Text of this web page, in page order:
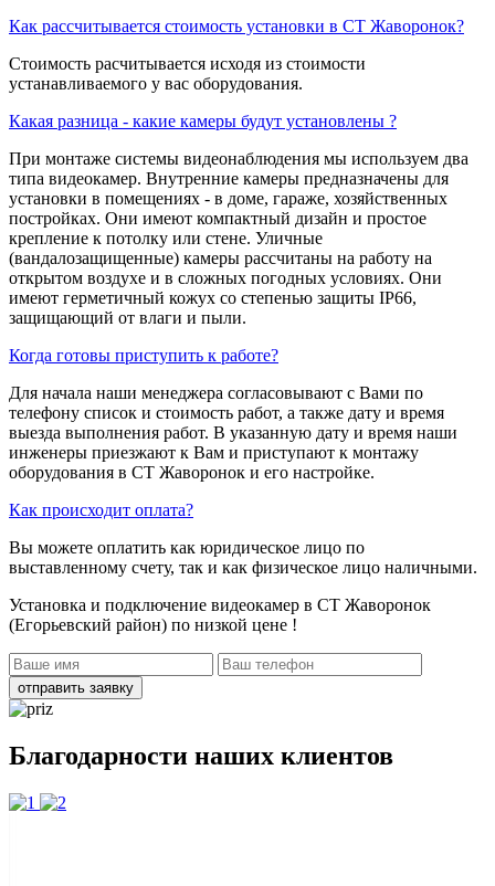
Как рассчитывается стоимость установки в СТ Жаворонок?
Стоимость расчитывается исходя из стоимости
устанавливаемого у вас оборудования.
Какая разница - какие камеры будут установлены ?
При монтаже системы видеонаблюдения мы используем два
типа видеокамер. Внутренние камеры предназначены для
установки в помещениях - в доме, гараже, хозяйственных
постройках. Они имеют компактный дизайн и простое
крепление к потолку или стене. Уличные
(вандалозащищенные) камеры рассчитаны на работу на
открытом воздухе и в сложных погодных условиях. Они
имеют герметичный кожух со степенью защиты IP66,
защищающий от влаги и пыли.
Когда готовы приступить к работе?
Для начала наши менеджера согласовывают с Вами по
телефону список и стоимость работ, а также дату и время
выезда выполнения работ. В указанную дату и время наши
инженеры приезжают к Вам и приступают к монтажу
оборудования в СТ Жаворонок и его настройке.
Как происходит оплата?
Вы можете оплатить как юридическое лицо по
выставленному счету, так и как физическое лицо наличными.
Установка и подключение видеокамер в СТ Жаворонок
(Егорьевский район) по низкой цене !
отправить заявку
Благодарности наших клиентов